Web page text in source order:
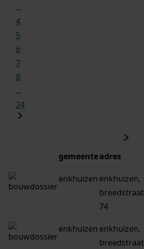
...
4
5
6
7
8
...
24
gemeenteadres
enkhuizen enkhuizen,
breedstraat
74
enkhuizen enkhuizen,
breedstraat